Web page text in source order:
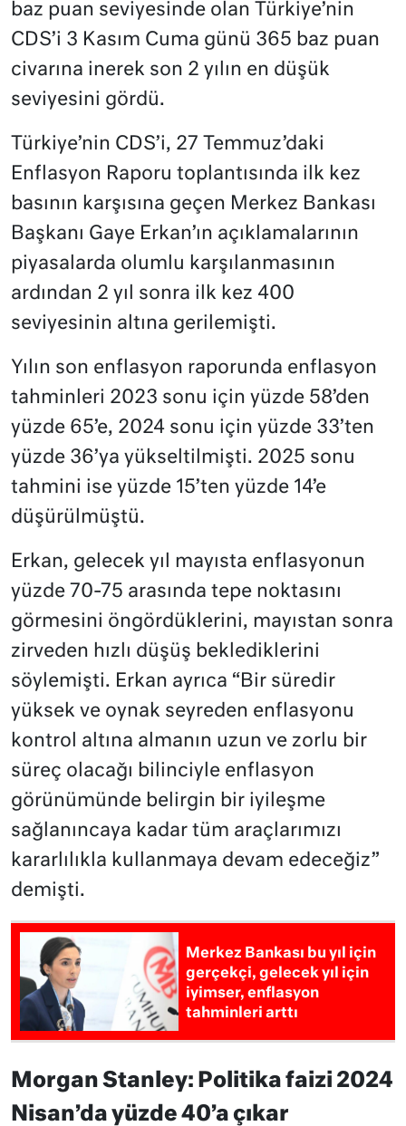
baz puan seviyesinde olan Türkiye’nin
CDS’i 3 Kasım Cuma günü 365 baz puan
civarına inerek son 2 yılın en düşük
seviyesini gördü.
Türkiye’nin CDS’i, 27 Temmuz’daki
Enflasyon Raporu toplantısında ilk kez
basının karşısına geçen Merkez Bankası
Başkanı Gaye Erkan’ın açıklamalarının
piyasalarda olumlu karşılanmasının
ardından 2 yıl sonra ilk kez 400
seviyesinin altına gerilemişti.
Yılın son enflasyon raporunda enflasyon
tahminleri 2023 sonu için yüzde 58’den
yüzde 65’e, 2024 sonu için yüzde 33’ten
yüzde 36’ya yükseltilmişti. 2025 sonu
tahmini ise yüzde 15’ten yüzde 14’e
düşürülmüştü.
Erkan, gelecek yıl mayısta enflasyonun
yüzde 70-75 arasında tepe noktasını
görmesini öngördüklerini, mayıstan sonra
zirveden hızlı düşüş beklediklerini
söylemişti. Erkan ayrıca “Bir süredir
yüksek ve oynak seyreden enflasyonu
kontrol altına almanın uzun ve zorlu bir
süreç olacağı bilinciyle enflasyon
görünümünde belirgin bir iyileşme
sağlanıncaya kadar tüm araçlarımızı
kararlılıkla kullanmaya devam edeceğiz”
demişti.
Merkez Bankası bu yıl için
gerçekçi, gelecek yıl için
iyimser, enflasyon
tahminleri arttı
Morgan Stanley: Politika faizi 2024
Nisan’da yüzde 40’a çıkar